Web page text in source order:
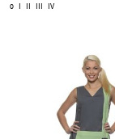
0 I II III IV